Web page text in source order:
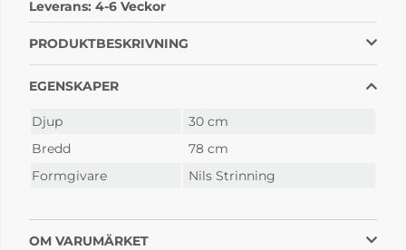
String
tidskrifthållare Ek
1 795 kr
tidskrifthållare
Leverans: 4-6 Veckor
PRODUKTBESKRIVNING
EGENSKAPER
Djup
30 cm
Bredd
78 cm
Formgivare
Nils Strinning
OM VARUMÄRKET